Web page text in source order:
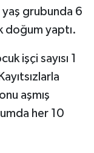
grubunda 6
doğum yaptı.
işçi sayısı 1
aşmış
her 10